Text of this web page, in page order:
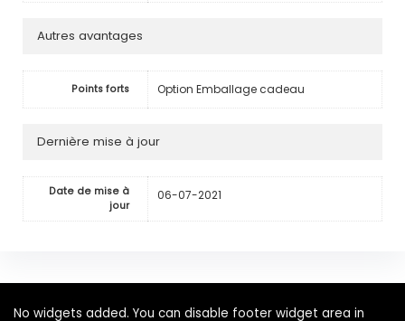
Autres avantages
Points forts Option Emballage cadeau
Dernière mise à jour
Date de mise à
jour
06-07-2021
No widgets added. You can disable footer widget area in